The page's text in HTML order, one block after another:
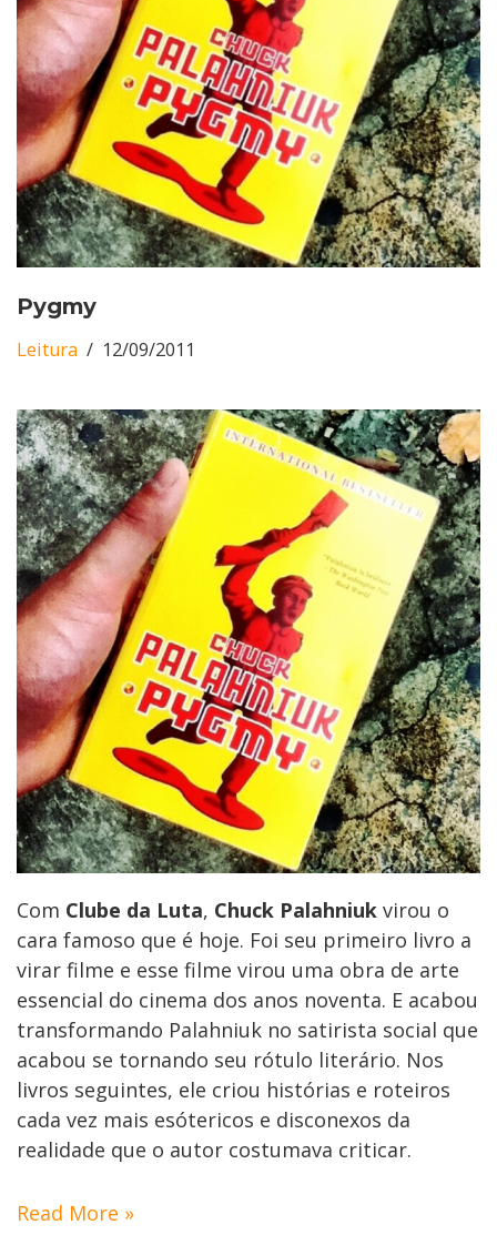
Pygmy
Leitura 12/09/2011
Com Clube da Luta, Chuck Palahniuk virou o
cara famoso que é hoje. Foi seu primeiro livro a
virar filme e esse filme virou uma obra de arte
essencial do cinema dos anos noventa. E acabou
transformando Palahniuk no satirista social que
acabou se tornando seu rótulo literário. Nos
livros seguintes, ele criou histórias e roteiros
cada vez mais esótericos e disconexos da
realidade que o autor costumava criticar.
Read More »